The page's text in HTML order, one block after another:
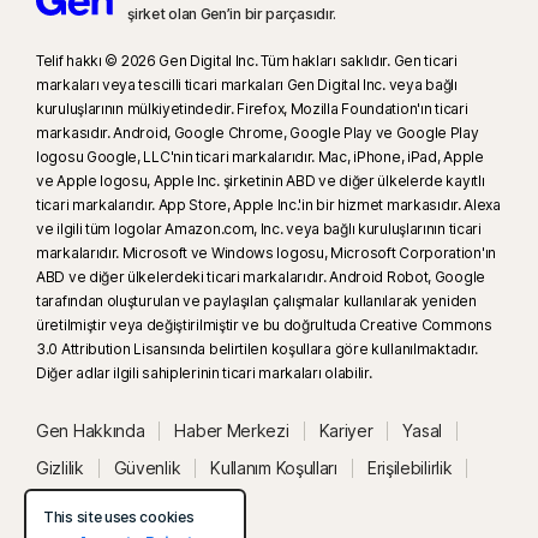
Otomatik Deepfake Koruması yalnızca desteklenen sosyal
medya/video platformlarındaki İngilizce videolarda devreye girer. Diğer
platformlarda manuel tarama kullanın. Windows 11 veya üzeri bir işletim
sistemi ve desteklenen bir tarayıcı gerektirir. Otomatik tespit için buna ek
olarak bir AI PC (Qualcomm veya Intel tabanlı en az 8 çekirdekli bir işlemci,
16 GB RAM) veya AI olmayan bir PC (herhangi bir markadan en az 6
çekirdekli bir işlemci, 16 GB RAM) gereklidir. En az 4 çekirdekli bir işlemci
ve 8 GB RAM içeren AI olmayan PC’lerde sadece manuel tarama
kullanılabilir. Tüm ayrıntılar için bkz.Norton.com/deepfakesupport.
Norton Genie Yapay Zekâ Asistanı’nda bulunan Derin Sahtelik Koruması
şu anda erken erişim sürümünde olduğundan yalnızca İngilizce YouTube
videoları desteklenmektedir.
Norton Safe Search, sponsorlu bağlantılar için bir güvenlik
derecelendirmesi sağlamaz veya potansiyel olarak güvenli olmayan
sponsorlu bağlantıları arama sonuçlarından filtrelemez. Tüm tarayıcılarda
mevcut değildir.
şirket olan Gen’in bir parçasıdır.
Telif hakkı © 2026 Gen Digital Inc. Tüm hakları saklıdır. Gen ticari
markaları veya tescilli ticari markaları Gen Digital Inc. veya bağlı
kuruluşlarının mülkiyetindedir. Firefox, Mozilla Foundation'ın ticari
markasıdır. Android, Google Chrome, Google Play ve Google Play
logosu Google, LLC'nin ticari markalarıdır. Mac, iPhone, iPad, Apple
ve Apple logosu, Apple Inc. şirketinin ABD ve diğer ülkelerde kayıtlı
ticari markalarıdır. App Store, Apple Inc.'in bir hizmet markasıdır. Alexa
ve ilgili tüm logolar Amazon.com, Inc. veya bağlı kuruluşlarının ticari
markalarıdır. Microsoft ve Windows logosu, Microsoft Corporation'ın
ABD ve diğer ülkelerdeki ticari markalarıdır. Android Robot, Google
tarafından oluşturulan ve paylaşılan çalışmalar kullanılarak yeniden
üretilmiştir veya değiştirilmiştir ve bu doğrultuda Creative Commons
3.0 Attribution Lisansında belirtilen koşullara göre kullanılmaktadır.
Diğer adlar ilgili sahiplerinin ticari markaları olabilir.
Gen Hakkında Haber Merkezi Kariyer
Yasal
Gizlilik
Güvenlik Kullanım Koşulları
Erişilebilirlik
This site uses cookies